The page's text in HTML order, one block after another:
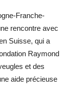
Franche-
rencontre avec
Suisse, qui a
Raymond
et des
aide précieuse